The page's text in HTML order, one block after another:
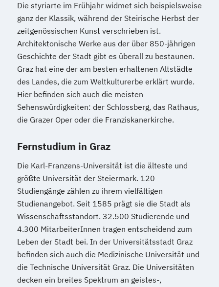
(DE/EN)
Innovation and Entrepreneurship (DE/EN)
International Healthcare Management
(DE/EN)
International Management (DE/EN)
Journalismus und digitale Kommunikation
Kindheitspädagogik
Kindheitspädagogik für Erzieher:innen
Kommunikationspsychologie
Leitungshandeln in der Pädagogik
MBA - Human Resource Management
(DE/EN)
MBA - New Work & Talent Management
Management (DE/EN)
Marketing
Marketing und digitale Medien
Marketingmanagement Maschinenbau
Master of Business Administration (DE/EN)
Die styriarte im Frühjahr widmet sich beispielsweise
ganz der Klassik, während der Steirische Herbst der
zeitgenössischen Kunst verschrieben ist.
Architektonische Werke aus der über 850-jährigen
Geschichte der Stadt gibt es überall zu bestaunen.
Graz hat eine der am besten erhaltenen Altstädte
des Landes, die zum Weltkulturerbe erklärt wurde.
Hier befinden sich auch die meisten
Sehenswürdigkeiten: der Schlossberg, das Rathaus,
die Grazer Oper oder die Franziskanerkirche.
Fernstudium in Graz
Die Karl-Franzens-Universität ist die älteste und
größte Universität der Steiermark. 120
Studiengänge zählen zu ihrem vielfältigen
Studienangebot. Seit 1585 prägt sie die Stadt als
Wissenschaftsstandort. 32.500 Studierende und
4.300 MitarbeiterInnen tragen entscheidend zum
Leben der Stadt bei. In der Universitätsstadt Graz
befinden sich auch die Medizinische Universität und
die Technische Universität Graz. Die Universitäten
decken ein breites Spektrum an geistes-,